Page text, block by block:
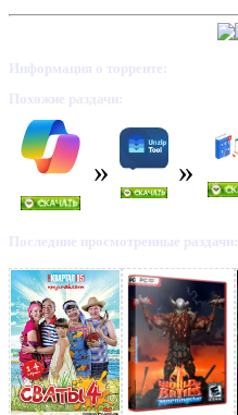
Предлагаем
Семён
песня (2010-
Информация о торренте:
Похожие раздачи:
Последние просмотренные раздачи: